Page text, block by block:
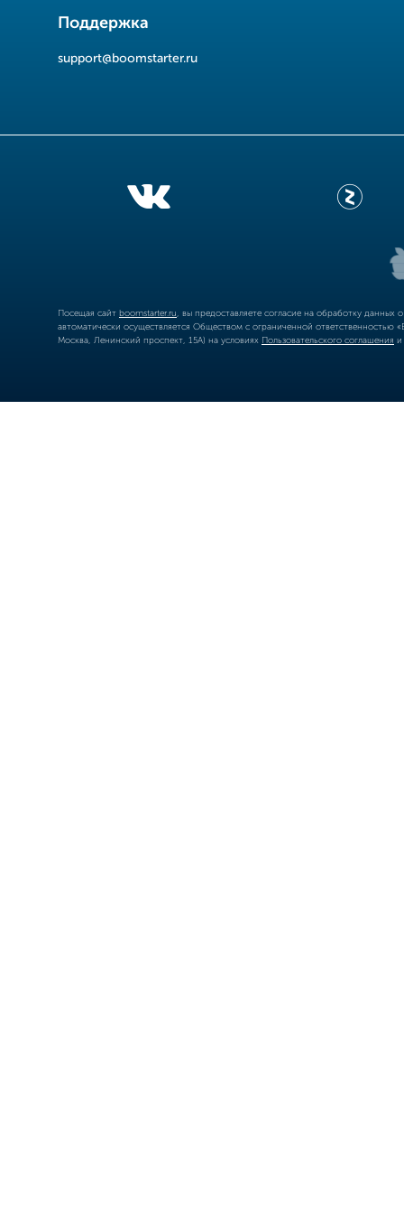
Поддержка
support@boomstarter.ru
Посещая сайт boomstarter.ru , вы предоставляете согласие на обработку
автоматически осуществляется Обществом с ограниченной
Москва, Ленинский проспект, 15А) на условиях Пользовательского соглашения и